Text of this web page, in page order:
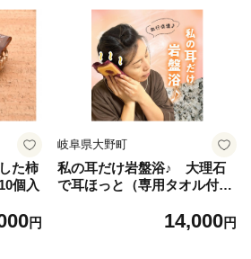
た柿
個入
円
岐阜県大野町
私の耳だけ岩盤浴♪ 大理石
で耳ほっと（専用タオル付
14,000円